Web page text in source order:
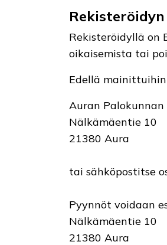
Rekisteröidyllä on
oikaisemista tai
Edellä
Auran
Nälkämäentie 10
21380 Aura
tai sähköpostitse
Pyynnöt voidaan
Nälkämäentie 10
21380 Aura